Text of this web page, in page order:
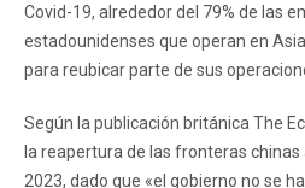
Covid-19, alrededor del 79% de las
estadounidenses que operan en
para reubicar parte de sus
Según la publicación británica The
la reapertura de las fronteras
2023, dado que «el gobierno no se